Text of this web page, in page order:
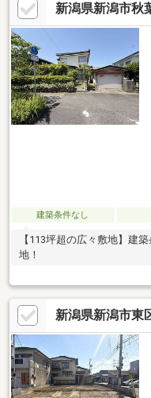
新潟県新潟市秋
建築条件なし
【113坪超の広々敷地】建
地！
新潟県新潟市東